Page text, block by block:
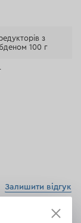
переказ)
з
100 г
Залишити відгук